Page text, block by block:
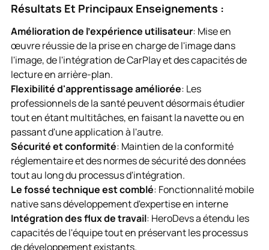
Résultats Et Principaux Enseignements :
Amélioration de l'expérience utilisateur: Mise en
œuvre réussie de la prise en charge de l'image dans
l'image, de l'intégration de CarPlay et des capacités de
lecture en arrière-plan.
Flexibilité d'apprentissage améliorée: Les
professionnels de la santé peuvent désormais étudier
tout en étant multitâches, en faisant la navette ou en
passant d'une application à l'autre.
Sécurité et conformité: Maintien de la conformité
réglementaire et des normes de sécurité des données
tout au long du processus d'intégration.
Le fossé technique est comblé: Fonctionnalité mobile
native sans développement d'expertise en interne
Intégration des flux de travail: HeroDevs a étendu les
capacités de l'équipe tout en préservant les processus
de développement existants.